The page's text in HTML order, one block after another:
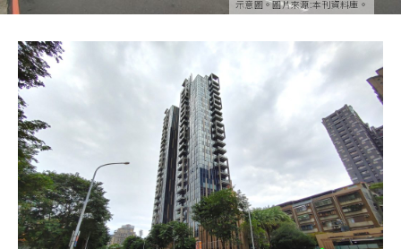
示意圖。圖片來源:本刊資料庫。